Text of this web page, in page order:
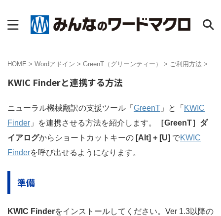
HOME > Wordアドイン > GreenT（グリーンティー） > ご利用方法 >
KWIC Finderと連携する方法
ニューラル機械翻訳の支援ツール「 GreenT 」と「 KWIC
Finder 」を連携させる方法を紹介します。
［GreenT］ダ
イアログからショートカットキーの [Alt] + [U] でKWIC
Finderを呼び出せるようになります。
準備
KWIC Finderをインストールしてください。Ver 1.3以降の